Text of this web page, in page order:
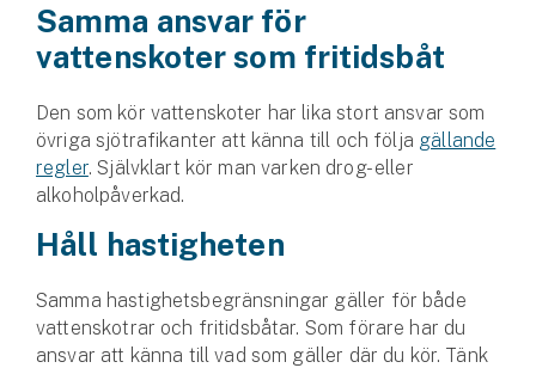
Bostadsrättsförsäkring
Fritidshusförsäkring
Företag
Företagsförsäkring
Bilförsäkring för företag
Släpvagnsförsäkring
Samma ansvar för
vattenskoter som fritidsbåt
Den som kör vattenskoter har lika stort ansvar som
övriga sjötrafikanter att känna till och följa gällande
regler. Självklart kör man varken drog- eller
alkoholpåverkad.
Håll hastigheten
Samma hastighetsbegränsningar gäller för både
vattenskotrar och fritidsbåtar. Som förare har du
ansvar att känna till vad som gäller där du kör. Tänk